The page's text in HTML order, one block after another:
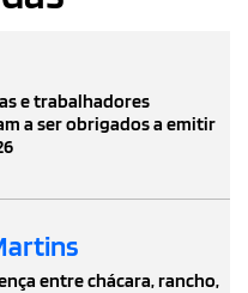
e trabalhadores
a ser obrigados a emitir
entre chácara, rancho,